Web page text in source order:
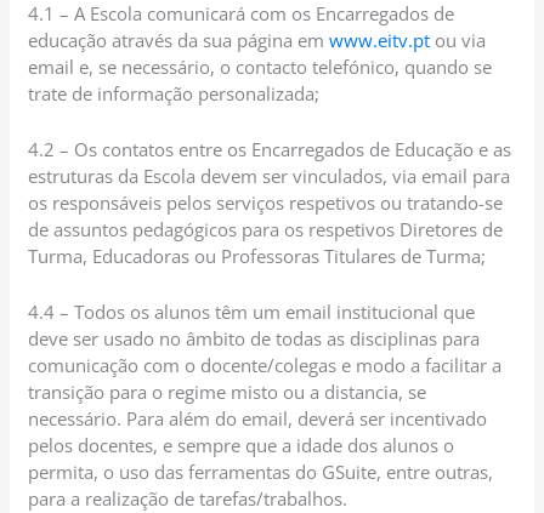
4.1 – A Escola comunicará com os Encarregados de
educação através da sua página emwww.eitv.pt ou via
email e, se necessário, o contacto telefónico, quando se
trate de informação personalizada;
4.2 – Os contatos entre os Encarregados de Educação e as
estruturas da Escola devem ser vinculados, via email para
os responsáveis pelos serviços respetivos ou tratando-se
de assuntos pedagógicos para os respetivos Diretores de
Turma, Educadoras ou Professoras Titulares de Turma;
4.4 – Todos os alunos têm um email institucional que
deve ser usado no âmbito de todas as disciplinas para
comunicação com o docente/colegas e modo a facilitar a
transição para o regime misto ou a distancia, se
necessário. Para além do email, deverá ser incentivado
pelos docentes, e sempre que a idade dos alunos o
permita, o uso das ferramentas do GSuite, entre outras,
para a realização de tarefas/trabalhos.